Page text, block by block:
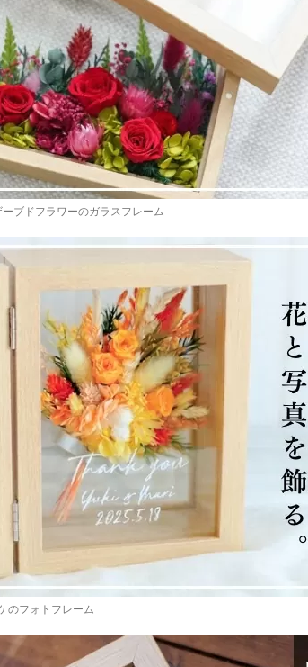
ブドフラワーのガラスフレーム
のフォトフレーム